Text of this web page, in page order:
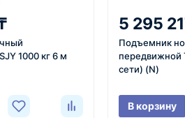
условия,
счёт, договор или
и
оплату по
клиенту
отгрузке.
1000 кг 6 м
5 295
Подъемник
передвижной
сети) (N)
В корзину